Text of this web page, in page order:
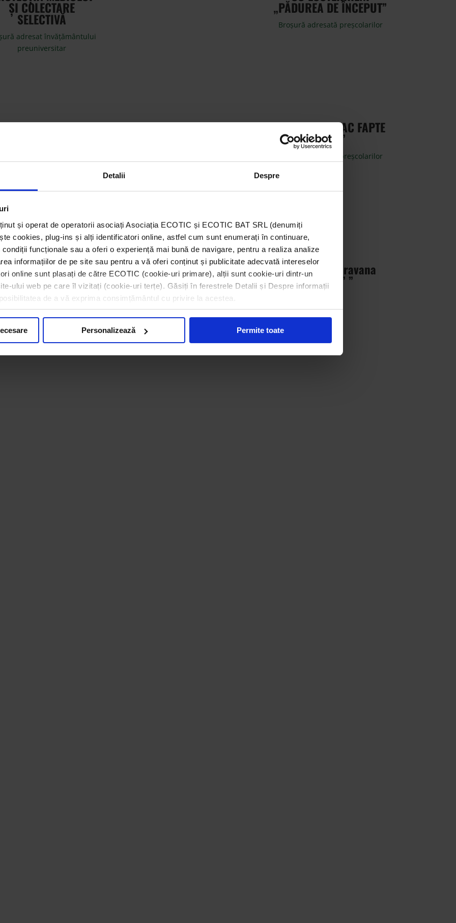
Detalii Despre
și operat de operatorii asociați Asociația ECOTIC și ECOTIC BAT SRL (denumiți
cookies, plug-ins și alți identificatori online, astfel cum sunt enumerați în continuare,
funcționale sau a oferi o experiență mai bună de navigare, pentru a realiza analize
informațiilor de pe site sau pentru a vă oferi conținut și publicitate adecvată intereselor
online sunt plasați de către ECOTIC (cookie-uri primare), alții sunt cookie-uri dintr-un
ului web pe care îl vizitați (cookie-uri terțe). Găsiți în ferestrele Detalii și Despre informații
de a vă exprima consimțământul cu privire la acestea.
Personalizează Permite toate
ȘI COLECTARE
SELECTIVĂ
adresat învățământului
preuniversitar
„PĂDUREA DE ÎNCEPUT”
Broșură adresată preșcolarilor
DE COLORAT „ȘI CEI MICI FAC FAPTE
MARI”
Broșură adresată preșcolarilor
RECIPIENTE DE
COLECTARE
„Broșură Caravana
ECOTIC” ”